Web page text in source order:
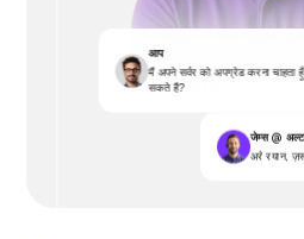
आप
मैं अपने सर्वर को अपग्रेड करना चाहता
सकते हैं?
जेम्स @
अरे रयान,